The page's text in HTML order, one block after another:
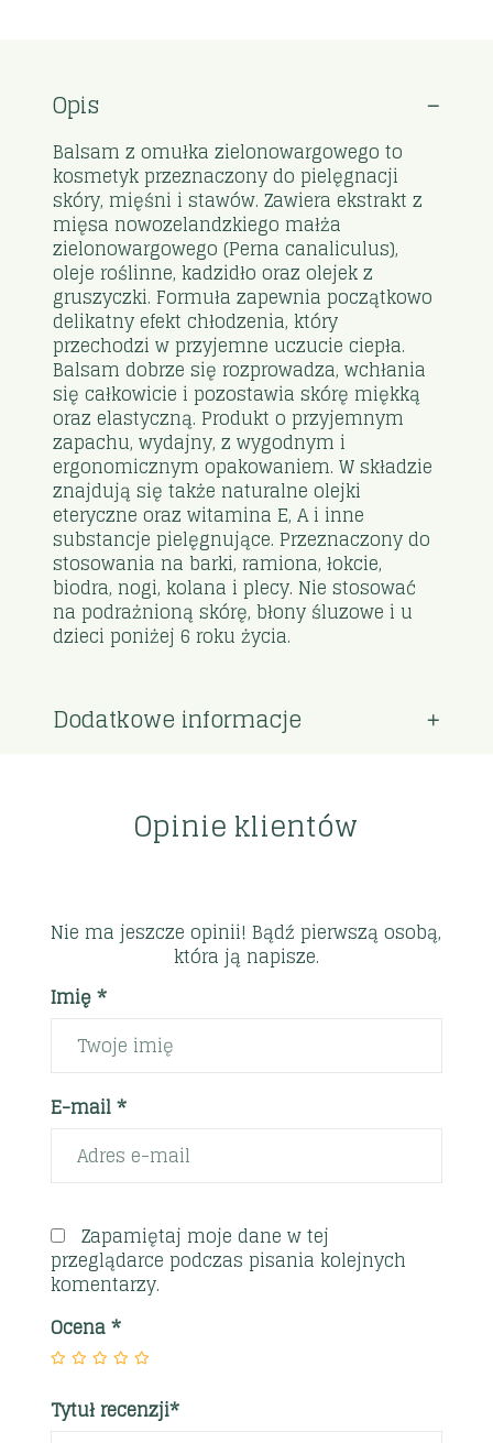
Opis
Balsam z omułka zielonowargowego to
kosmetyk przeznaczony do pielęgnacji
skóry, mięśni i stawów. Zawiera ekstrakt z
mięsa nowozelandzkiego małża
zielonowargowego (Perna canaliculus),
oleje roślinne, kadzidło oraz olejek z
gruszyczki. Formuła zapewnia początkowo
delikatny efekt chłodzenia, który
przechodzi w przyjemne uczucie ciepła.
Balsam dobrze się rozprowadza, wchłania
się całkowicie i pozostawia skórę miękką
oraz elastyczną. Produkt o przyjemnym
zapachu, wydajny, z wygodnym i
ergonomicznym opakowaniem. W składzie
znajdują się także naturalne olejki
eteryczne oraz witamina E, A i inne
substancje pielęgnujące. Przeznaczony do
stosowania na barki, ramiona, łokcie,
biodra, nogi, kolana i plecy. Nie stosować
na podrażnioną skórę, błony śluzowe i u
dzieci poniżej 6 roku życia.
Dodatkowe informacje
Opinie klientów
Nie ma jeszcze opinii! Bądź pierwszą osobą,
która ją napisze.
Imię *
E-mail *
Zapamiętaj moje dane w tej
przeglądarce podczas pisania kolejnych
komentarzy.
Ocena*
Tytuł recenzji*